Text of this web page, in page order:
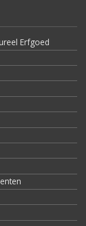
Erfgoed